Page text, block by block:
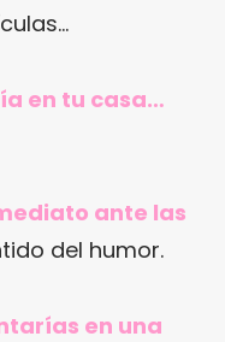
en tu casa…
ante las
del humor.
en una